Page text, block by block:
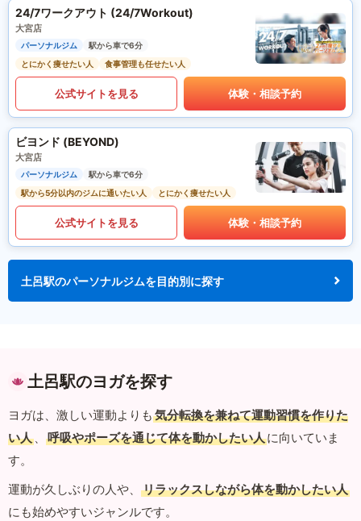
24/7ワークアウト (24/7Workout)
大宮店
パーソナルジム
駅から車で6分
とにかく痩せたい人
食事管理も任せたい人
公式サイトを見る 体験・相談予約
ビヨンド (BEYOND)
大宮店
パーソナルジム
駅から車で6分
駅から5分以内のジムに通いたい人
とにかく痩せたい人
公式サイトを見る 体験・相談予約
土呂駅のパーソナルジムを目的別に探す
土呂駅のヨガを探す
ヨガは、激しい運動よりも 気分転換を兼ねて運動習慣を作りた
い人 、 呼吸やポーズを通じて体を動かしたい人に向いていま
す。
運動が久しぶりの人や、
リラックスしながら体を動かしたい人
にも始めやすいジャンルです。